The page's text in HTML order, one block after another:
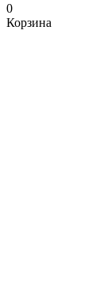
0
Корзина